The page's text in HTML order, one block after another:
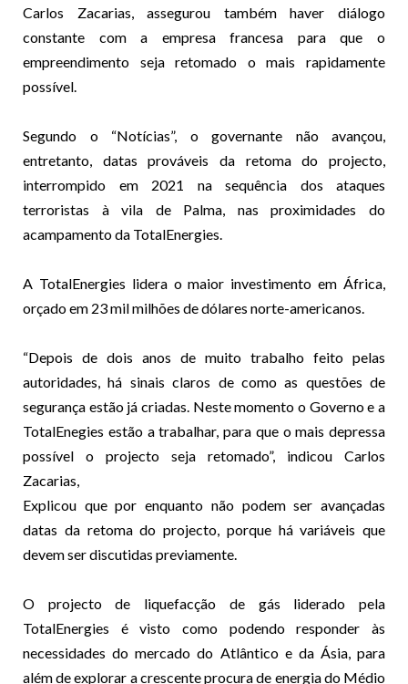
Carlos Zacarias, assegurou também haver diálogo
constante com a empresa francesa para que o
empreendimento seja retomado o mais rapidamente
possível.
Segundo o “Notícias”, o governante não avançou,
entretanto, datas prováveis da retoma do projecto,
interrompido em 2021 na sequência dos ataques
terroristas à vila de Palma, nas proximidades do
acampamento da TotalEnergies.
A TotalEnergies lidera o maior investimento em África,
orçado em 23 mil milhões de dólares norte-americanos.
“Depois de dois anos de muito trabalho feito pelas
autoridades, há sinais claros de como as questões de
segurança estão já criadas. Neste momento o Governo e a
TotalEnegies estão a trabalhar, para que o mais depressa
possível o projecto seja retomado”, indicou Carlos
Zacarias,
Explicou que por enquanto não podem ser avançadas
datas da retoma do projecto, porque há variáveis que
devem ser discutidas previamente.
O projecto de liquefacção de gás liderado pela
TotalEnergies é visto como podendo responder às
necessidades do mercado do Atlântico e da Ásia, para
além de explorar a crescente procura de energia do Médio